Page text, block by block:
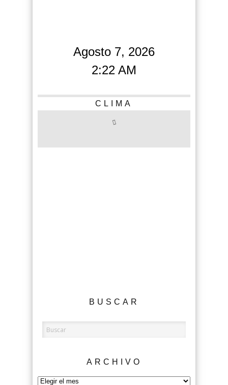
Agosto 7, 2026
2:22 AM
CLIMA
BUSCAR
ARCHIVO
Archivo